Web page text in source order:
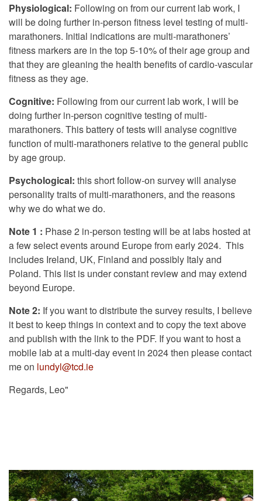
Physiological: Following on from our current lab work, I
will be doing further in-person fitness level testing of multi-
marathoners. Initial indications are multi-marathoners’
fitness markers are in the top 5-10% of their age group and
that they are gleaning the health benefits of cardio-vascular
fitness as they age.
Cognitive: Following from our current lab work, I will be
doing further in-person cognitive testing of multi-
marathoners. This battery of tests will analyse cognitive
function of multi-marathoners relative to the general public
by age group.
Psychological: this short follow-on survey will analyse
personality traits of multi-marathoners, and the reasons
why we do what we do.
Note 1 : Phase 2 in-person testing will be at labs hosted at
a few select events around Europe from early 2024. This
includes Ireland, UK, Finland and possibly Italy and
Poland. This list is under constant review and may extend
beyond Europe.
Note 2: If you want to distribute the survey results, I believe
it best to keep things in context and to copy the text above
and publish with the link to the PDF. If you want to host a
mobile lab at a multi-day event in 2024 then please contact
me on lundyl@tcd.ie
Regards, Leo"